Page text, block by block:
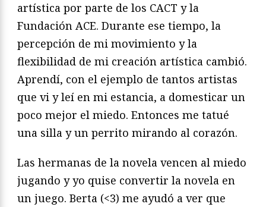
artística por parte de los CACT y la
Fundación ACE. Durante ese tiempo, la
percepción de mi movimiento y la
flexibilidad de mi creación artística cambió.
Aprendí, con el ejemplo de tantos artistas
que vi y leí en mi estancia, a domesticar un
poco mejor el miedo. Entonces me tatué
una silla y un perrito mirando al corazón.
Las hermanas de la novela vencen al miedo
jugando y yo quise convertir la novela en
un juego. Berta (<3) me ayudó a ver que